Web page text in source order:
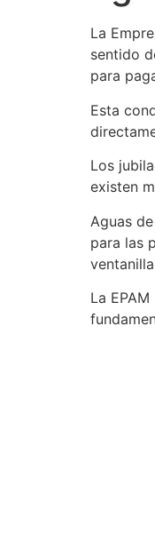
La
sentido
para
Esta
Los
existen
Aguas
para las
La